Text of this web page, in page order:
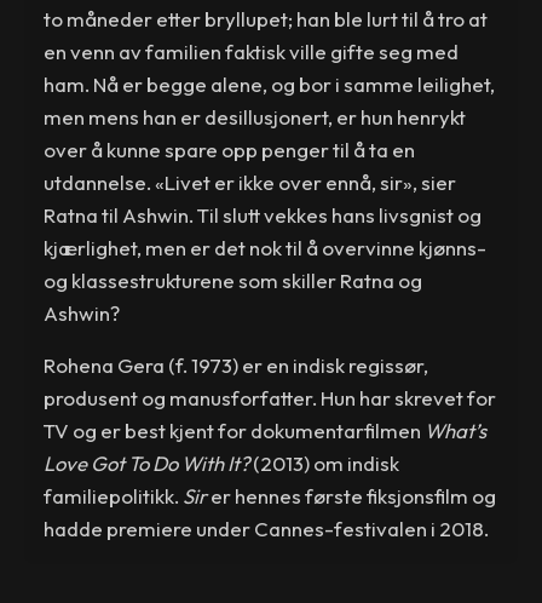
to måneder etter bryllupet; han ble lurt til å tro at
en venn av familien faktisk ville gifte seg med
ham. Nå er begge alene, og bor i samme leilighet,
men mens han er desillusjonert, er hun henrykt
over å kunne spare opp penger til å ta en
utdannelse. «Livet er ikke over ennå, sir», sier
Ratna til Ashwin. Til slutt vekkes hans livsgnist og
kjærlighet, men er det nok til å overvinne kjønns-
og klassestrukturene som skiller Ratna og
Ashwin?
Rohena Gera (f. 1973) er en indisk regissør,
produsent og manusforfatter. Hun har skrevet for
TV og er best kjent for dokumentarfilmen What’s
Love Got To Do With It?(2013) om indisk
familiepolitikk. Sirer hennes første fiksjonsfilm og
hadde premiere under Cannes-festivalen i 2018.